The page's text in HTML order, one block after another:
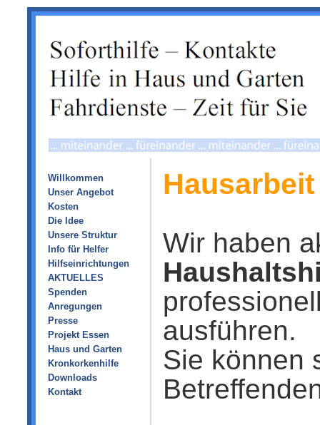
Willkommen
Unser Angebot
Kosten
Die Idee
Unsere Struktur
Info für Helfer
Hilfseinrichtungen
AKTUELLES
Spenden
Anregungen
Presse
Projekt Essen
Haus und Garten
Kronkorkenhilfe
Downloads
Kontakt
Hausarbeit
Wir haben
ausführen.
Sie können